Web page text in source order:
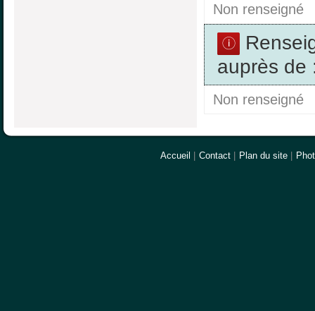
Non renseigné
auprès de
Non renseigné
Accueil Contact Plan du site